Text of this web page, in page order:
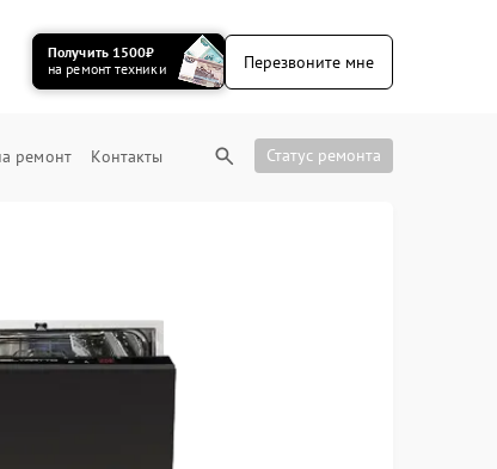
Получить 1500₽
на ремонт техники
Перезвоните мне
ремонт Контакты Статус ремонта